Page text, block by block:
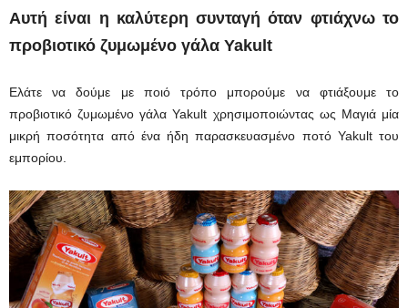
Αυτή είναι η καλύτερη συνταγή όταν φτιάχνω το
προβιοτικό ζυμωμένο γάλα Yakult
Ελάτε να δούμε με ποιό τρόπο μπορούμε να φτιάξουμε το
προβιοτικό ζυμωμένο γάλα Yakult χρησιμοποιώντας ως Μαγιά μία
μικρή ποσότητα από ένα ήδη παρασκευασμένο ποτό Yakult του
εμπορίου.